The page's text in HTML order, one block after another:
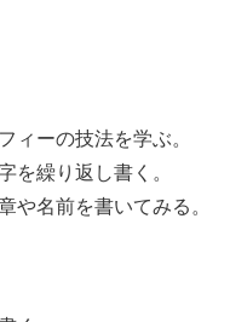
ィーの技法を学ぶ。
を繰り返し書く。
や名前を書いてみる。